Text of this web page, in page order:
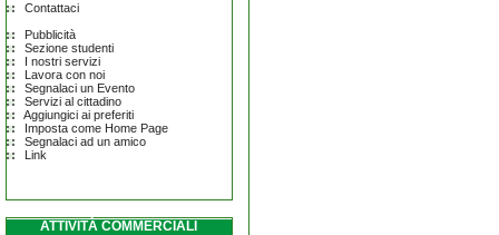
Contattaci
Pubblicità
Sezione studenti
I nostri servizi
Lavora con noi
Segnalaci un Evento
Servizi al cittadino
Aggiungici ai preferiti
Imposta come Home Page
Segnalaci ad un amico
Link
ATTIVITÀ COMMERCIALI